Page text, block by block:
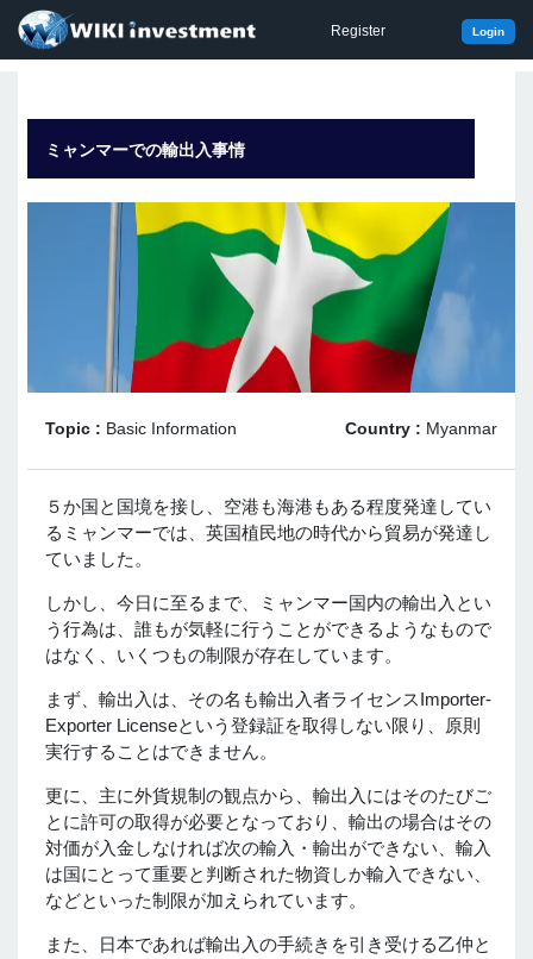
Register Login
ミャンマーでの輸出入事情
Topic : Basic Information Country : Myanmar
５か国と国境を接し、空港も海港もある程度発達してい
るミャンマーでは、英国植民地の時代から貿易が発達し
ていました。
しかし、今日に至るまで、ミャンマー国内の輸出入とい
う行為は、誰もが気軽に行うことができるようなもので
はなく、いくつもの制限が存在しています。
まず、輸出入は、その名も輸出入者ライセンスImporter-
Exporter Licenseという登録証を取得しない限り、原則
実行することはできません。
更に、主に外貨規制の観点から、輸出入にはそのたびご
とに許可の取得が必要となっており、輸出の場合はその
対価が入金しなければ次の輸入・輸出ができない、輸入
は国にとって重要と判断された物資しか輸入できない、
などといった制限が加えられています。
また、日本であれば輸出入の手続きを引き受ける乙仲と